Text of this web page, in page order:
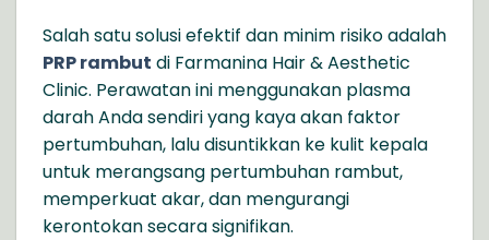
Salah satu solusi efektif dan minim risiko adalah
PRP rambut di Farmanina Hair & Aesthetic
Clinic. Perawatan ini menggunakan plasma
darah Anda sendiri yang kaya akan faktor
pertumbuhan, lalu disuntikkan ke kulit kepala
untuk merangsang pertumbuhan rambut,
memperkuat akar, dan mengurangi
kerontokan secara signifikan.